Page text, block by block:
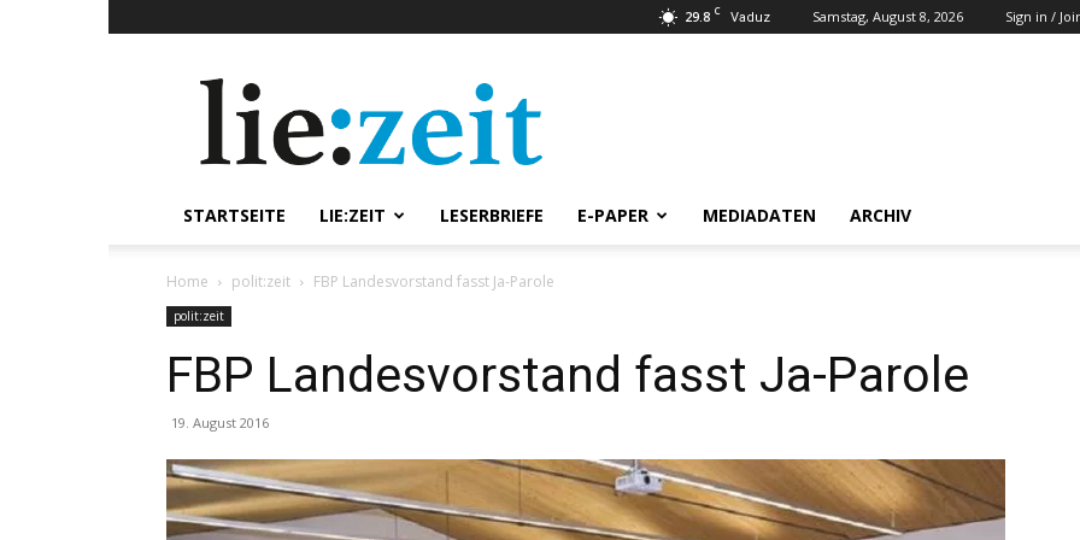
29.8 C Vaduz Samstag, August 8, 2026 Sign in /
STARTSEITE LIE:ZEIT LESERBRIEFE E-PAPER MEDIADATEN ARCHIV
Home polit:zeit FBP Landesvorstand fasst Ja-Parole
polit:zeit
FBP Landesvorstand fasst Ja-Parole
19. August 2016